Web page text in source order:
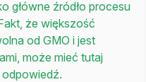
główne źródło procesu
że większość
od GMO i jest
może mieć tutaj